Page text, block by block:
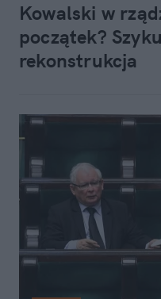
Kowalski w
początek?
rekonstrukcja